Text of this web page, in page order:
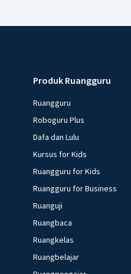
Produk Ruangguru
Ruangguru
Roboguru Plus
Dafa dan Lulu
Kursus for Kids
Ruangguru for Kids
Ruangguru for Business
Ruanguji
Ruangbaca
Ruangkelas
Ruangbelajar